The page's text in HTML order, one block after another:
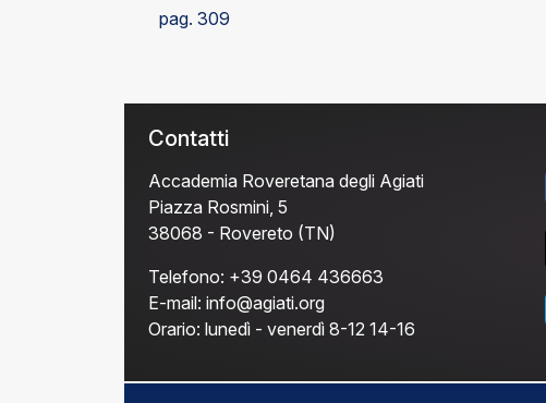
pag. 309
Contatti
Accademia Roveretana degli Agiati
Piazza Rosmini, 5
38068 - Rovereto (TN)
Telefono: +39 0464 436663
E-mail: info@agiati.org
Orario: lunedì - venerdì 8-12 14-16